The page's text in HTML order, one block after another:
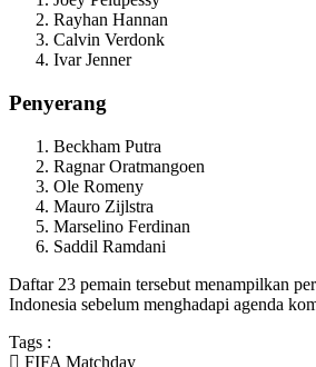
Rayhan Hannan
Calvin Verdonk
Ivar Jenner
Penyerang
Beckham Putra
Ragnar Oratmangoen
Ole Romeny
Mauro Zijlstra
Marselino Ferdinan
Saddil Ramdani
Daftar 23 pemain tersebut menampilkan
Indonesia sebelum menghadapi agenda
Tags :
FIFA Matchday